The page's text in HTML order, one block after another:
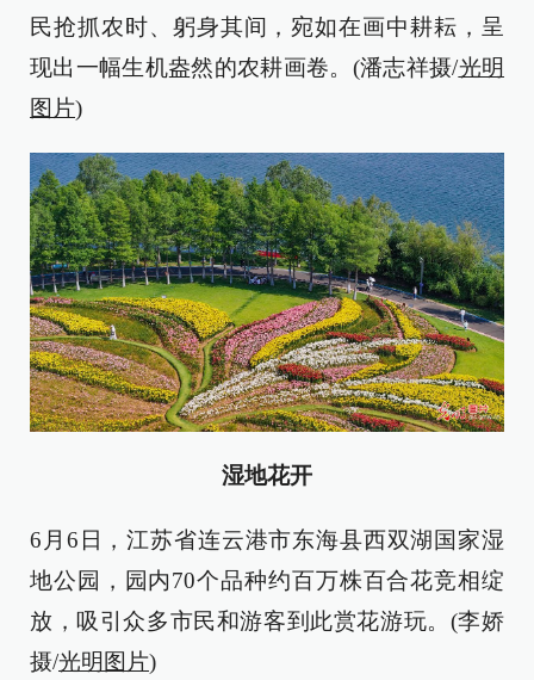
民抢抓农时、躬身其间，宛如在画中耕耘，呈
现出一幅生机盎然的农耕画卷。(潘志祥摄/光明
图片)
湿地花开
6月6日，江苏省连云港市东海县西双湖国家湿
地公园，园内70个品种约百万株百合花竞相绽
放，吸引众多市民和游客到此赏花游玩。(李娇
摄/光明图片)